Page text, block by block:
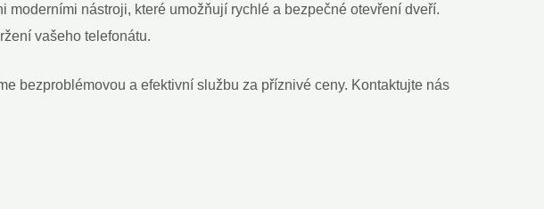
nástroji, které umožňují rychlé a bezpečné otevření dveří.
vašeho telefonátu.
bezproblémovou ⁢a‌ efektivní službu za příznivé ceny. Kontaktujte nás